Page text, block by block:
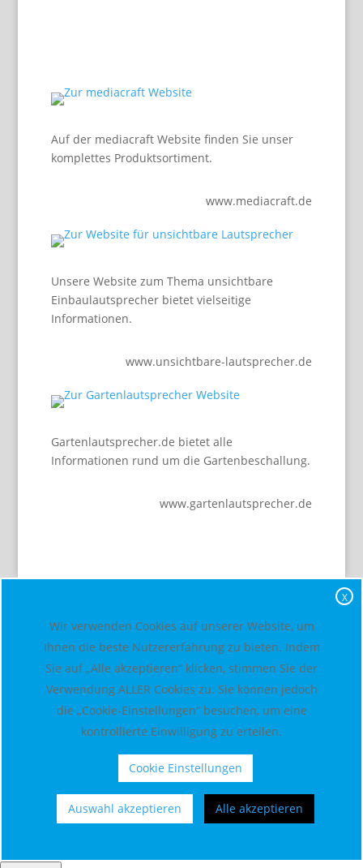
Auf der mediacraft Website finden Sie unser
komplettes Produktsortiment.
www.mediacraft.de
Unsere Website zum Thema unsichtbare
Einbaulautsprecher bietet vielseitige
Informationen.
www.unsichtbare-lautsprecher.de
Gartenlautsprecher.de bietet alle
Informationen rund um die Gartenbeschallung.
www.gartenlautsprecher.de
X
Wir verwenden Cookies auf unserer Website, um
Ihnen die beste Nutzererfahrung zu bieten. Indem
Sie auf „Alle akzeptieren“ klicken, stimmen Sie der
Verwendung ALLER Cookies zu. Sie können jedoch
die „Cookie-Einstellungen“ besuchen, um eine
kontrollierte Einwilligung zu erteilen.
Cookie Einstellungen
Auswahl akzeptieren Alle akzeptieren